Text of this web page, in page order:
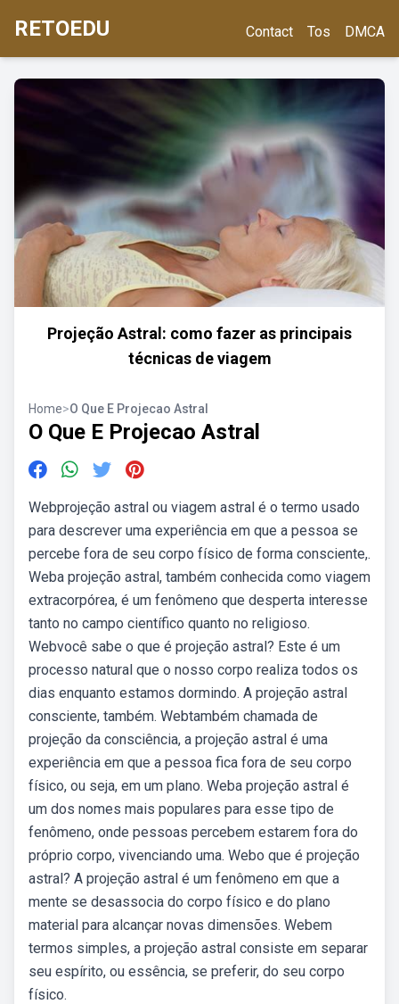
RETOEDU Contact Tos DMCA
Projeção Astral: como fazer as principais
técnicas de viagem
Home>O Que E Projecao Astral
O Que E Projecao Astral
Webprojeção astral ou viagem astral é o termo usado
para descrever uma experiência em que a pessoa se
percebe fora de seu corpo físico de forma consciente,.
Weba projeção astral, também conhecida como viagem
extracorpórea, é um fenômeno que desperta interesse
tanto no campo científico quanto no religioso.
Webvocê sabe o que é projeção astral? Este é um
processo natural que o nosso corpo realiza todos os
dias enquanto estamos dormindo. A projeção astral
consciente, também. Webtambém chamada de
projeção da consciência, a projeção astral é uma
experiência em que a pessoa fica fora de seu corpo
físico, ou seja, em um plano. Weba projeção astral é
um dos nomes mais populares para esse tipo de
fenômeno, onde pessoas percebem estarem fora do
próprio corpo, vivenciando uma. Webo que é projeção
astral? A projeção astral é um fenômeno em que a
mente se desassocia do corpo físico e do plano
material para alcançar novas dimensões. Webem
termos simples, a projeção astral consiste em separar
seu espírito, ou essência, se preferir, do seu corpo
físico.